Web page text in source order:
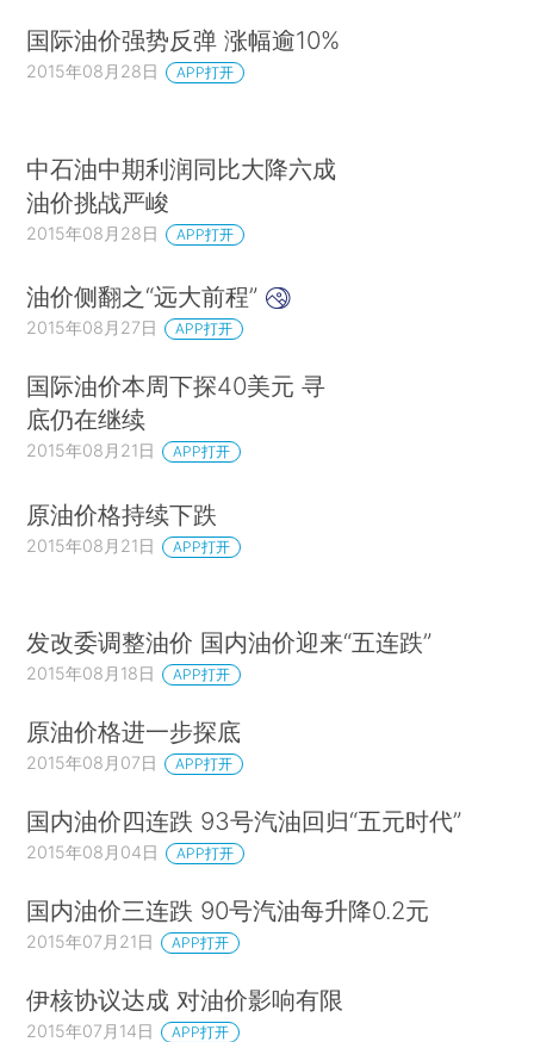
国际油价强势反弹 涨幅逾10%
2015年08月28日 APP打开
中石油中期利润同比大降六成
油价挑战严峻
2015年08月28日 APP打开
油价侧翻之“远大前程”
2015年08月27日 APP打开
国际油价本周下探40美元 寻
底仍在继续
2015年08月21日 APP打开
原油价格持续下跌
2015年08月21日 APP打开
发改委调整油价 国内油价迎来“五连跌”
2015年08月18日 APP打开
原油价格进一步探底
2015年08月07日 APP打开
国内油价四连跌 93号汽油回归“五元时代”
2015年08月04日 APP打开
国内油价三连跌 90号汽油每升降0.2元
2015年07月21日 APP打开
伊核协议达成 对油价影响有限
2015年07月14日 APP打开